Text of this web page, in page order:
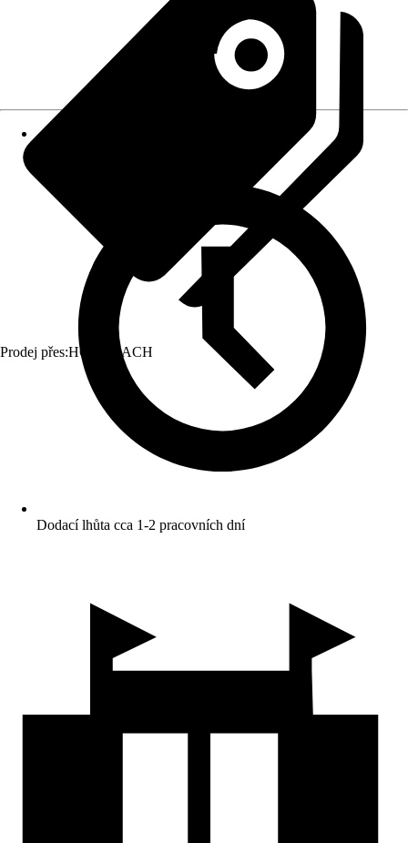
Prodej přes:HORNBACH
Dodací lhůta cca 1-2 pracovních dní